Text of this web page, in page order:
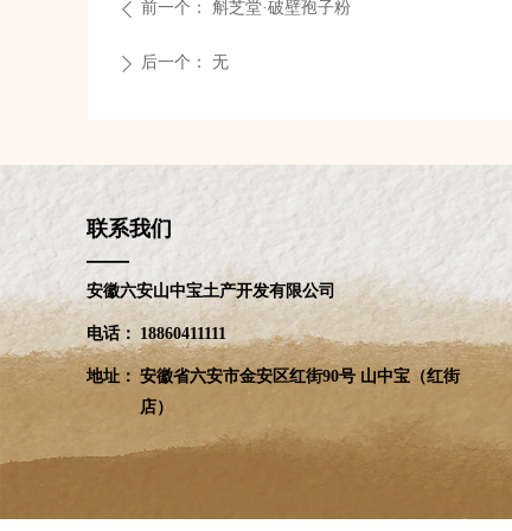
ꄴ 前一个： 斛芝堂·破壁孢子粉
ꄲ 后一个： 无
联系我们
——
安徽六安山中宝土产开发有限公司
电话： 18860411111
地址： 安徽省六安市金安区红街90号 山中宝（红街
店）